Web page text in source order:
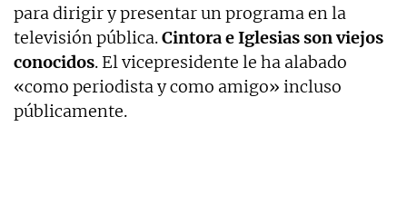
para dirigir y presentar un programa en la
televisión pública.Cintora e Iglesias son viejos
conocidos. El vicepresidente le ha alabado
«como periodista y como amigo» incluso
públicamente.